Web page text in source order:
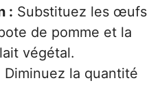
: Substituez les œufs
de pomme et la
végétal.
Diminuez la quantité